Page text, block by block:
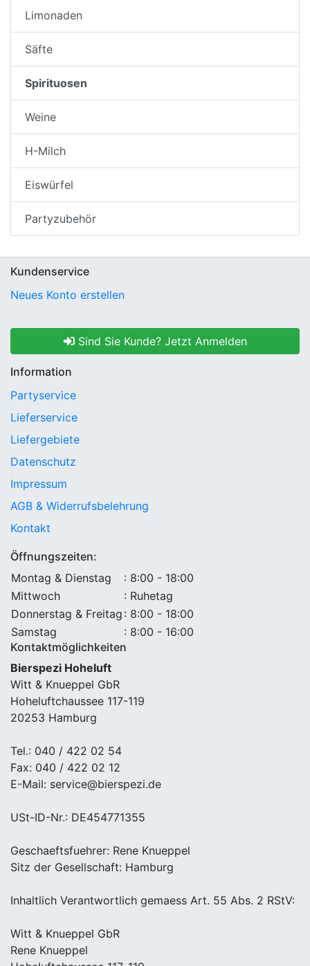
Limonaden
Säfte
Spirituosen
Weine
H-Milch
Eiswürfel
Partyzubehör
Kundenservice
Neues Konto erstellen
Sind Sie Kunde? Jetzt Anmelden
Information
Partyservice
Lieferservice
Liefergebiete
Datenschutz
Impressum
AGB & Widerrufsbelehrung
Kontakt
Öffnungszeiten:
Montag & Dienstag
: 8:00 - 18:00
Mittwoch
: Ruhetag
Donnerstag & Freitag : 8:00 - 18:00
Samstag
: 8:00 - 16:00
Kontaktmöglichkeiten
Bierspezi Hoheluft
Witt & Knueppel GbR
Hoheluftchaussee 117-119
20253 Hamburg
Tel.: 040 / 422 02 54
Fax: 040 / 422 02 12
E-Mail: service@bierspezi.de
USt-ID-Nr.: DE454771355
Geschaeftsfuehrer: Rene Knueppel
Sitz der Gesellschaft: Hamburg
Inhaltlich Verantwortlich gemaess Art. 55 Abs. 2 RStV:
Witt & Knueppel GbR
Rene Knueppel